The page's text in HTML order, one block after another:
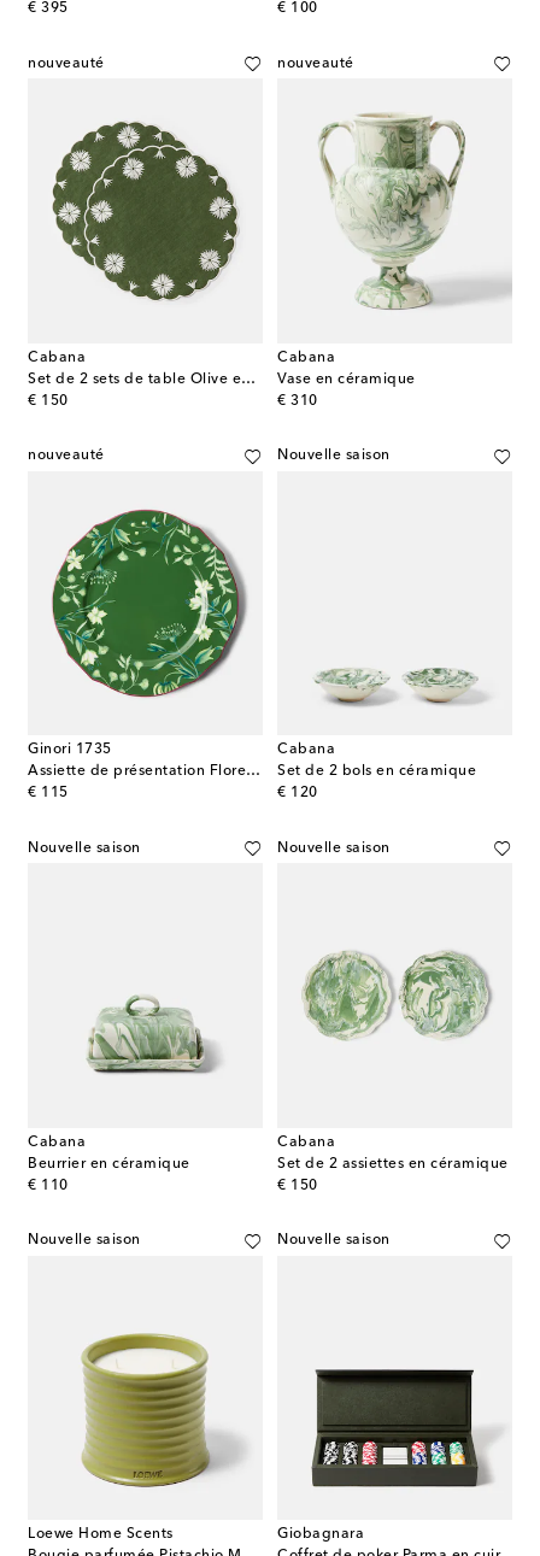
€ 395
original price € 100
original price
nouveauté
Cabana
Set de 2 sets de table Olive en lin et coton
€ 150
original price
nouveauté
Cabana
Vase en céramique
€ 310
original price
nouveauté
Ginori 1735
Assiette de présentation Florenza Duchessa en porcelaine
€ 115
original price
Nouvelle saison
Cabana
Set de 2 bols en céramique
€ 120
original price
Nouvelle saison
Cabana
Beurrier en céramique
€ 110
original price
Nouvelle saison
Cabana
Set de 2 assiettes en céramique
€ 150
original price
Nouvelle saison
Loewe Home Scents
Nouvelle saison
Giobagnara